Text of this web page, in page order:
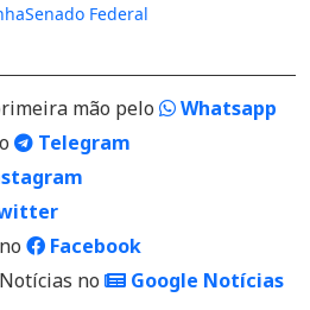
Senado Federal
mão pelo
Whatsapp
Telegram
Facebook
no
Google Notícias